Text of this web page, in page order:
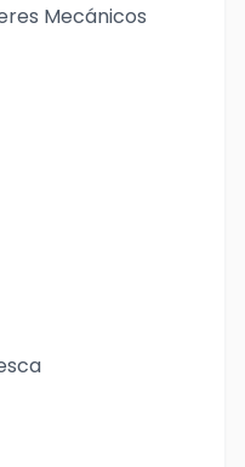
Mecánicos